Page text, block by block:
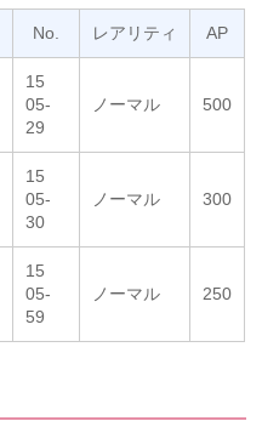
No. レアリティ AP
15
05-
29
ノーマル 500
15
05-
30
ノーマル 300
15
05-
59
ノーマル 250